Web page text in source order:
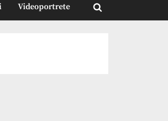
Videoportrete
Toggle